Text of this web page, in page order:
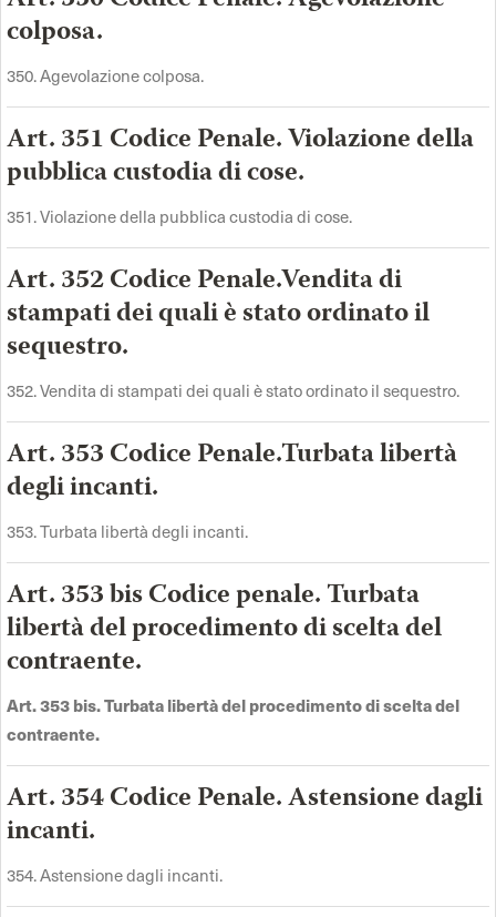
colposa.
350. Agevolazione colposa.
Art. 351 Codice Penale. Violazione della
pubblica custodia di cose.
351. Violazione della pubblica custodia di cose.
Art. 352 Codice Penale.Vendita di
stampati dei quali è stato ordinato il
sequestro.
352. Vendita di stampati dei quali è stato ordinato il sequestro.
Art. 353 Codice Penale.Turbata libertà
degli incanti.
353. Turbata libertà degli incanti.
Art. 353 bis Codice penale. Turbata
libertà del procedimento di scelta del
contraente.
Art. 353 bis. Turbata libertà del procedimento di scelta del
contraente.
Art. 354 Codice Penale. Astensione dagli
incanti.
354. Astensione dagli incanti.